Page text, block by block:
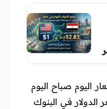
اليوم صباح اليوم
19-11-2024 لسعر الدولار في البنوك